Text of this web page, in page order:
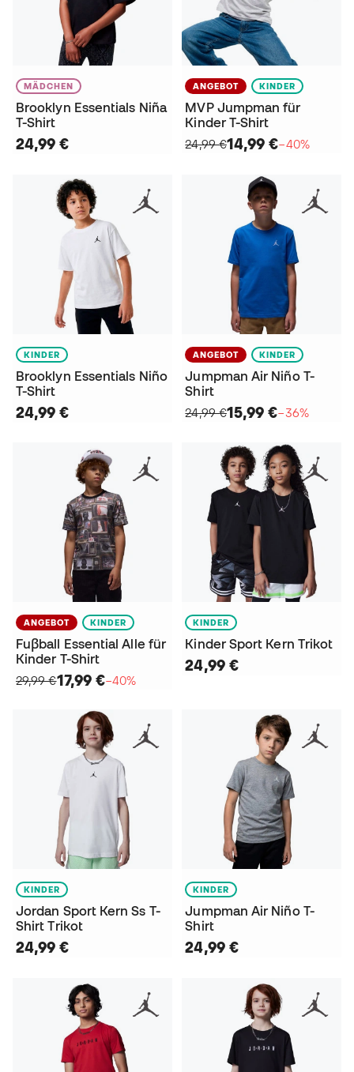
MÄDCHEN
Brooklyn Essentials Niña
T-Shirt
24,99 €
ANGEBOT KINDER
MVP Jumpman für
Kinder T-Shirt
24,99 €14,99 €−40%
KINDER
Brooklyn Essentials Niño
T-Shirt
24,99 €
ANGEBOT KINDER
Jumpman Air Niño T-
Shirt
24,99 €15,99 €−36%
ANGEBOT KINDER
Fuβball Essential Alle für
Kinder T-Shirt
29,99 €17,99 €−40%
KINDER
Kinder Sport Kern Trikot
24,99 €
KINDER
Jordan Sport Kern Ss T-
Shirt Trikot
24,99 €
KINDER
Jumpman Air Niño T-
Shirt
24,99 €